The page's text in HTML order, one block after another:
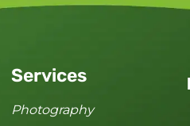
Services
Photography